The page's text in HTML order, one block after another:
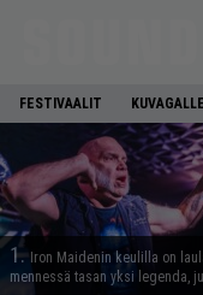
FESTIVAALIT
1. Iron Maidenin keulilla on
mennessä tasan yksi legenda,